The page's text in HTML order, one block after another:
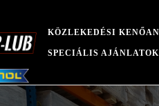
KÖZLEKEDÉSI
SPECIÁLIS AJÁNLATOK